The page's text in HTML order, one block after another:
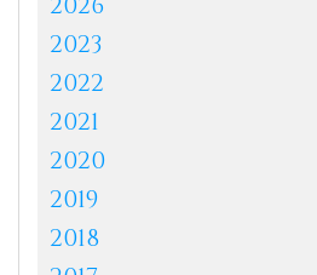
2023
2022
2021
2020
2019
2018